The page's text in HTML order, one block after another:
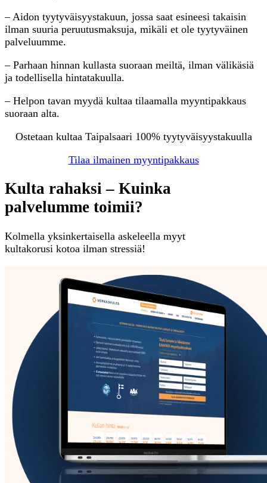
– Aidon tyytyväisyystakuun, jossa saat esineesi takaisin
ilman suuria peruutusmaksuja, mikäli et ole tyytyväinen
palveluumme.
– Parhaan hinnan kullasta suoraan meiltä, ilman välikäsiä
ja todellisella hintatakuulla.
– Helpon tavan myydä kultaa tilaamalla myyntipakkaus
suoraan alta.
Ostetaan kultaa Taipalsaari 100% tyytyväisyystakuulla
Tilaa ilmainen myyntipakkaus
Kulta rahaksi – Kuinka
palvelumme toimii?
Kolmella yksinkertaisella askeleella myyt
kultakorusi kotoa ilman stressiä!